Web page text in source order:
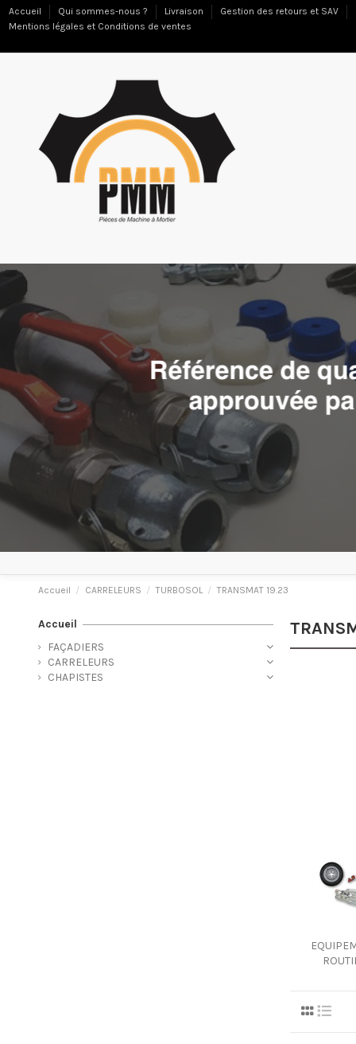
Accueil Qui sommes-nous ? Livraison
Gestion des retours et SAV
Mentions légales et Conditions de ventes
Accueil CARRELEURS TURBOSOL TRANSMAT 19.23
Accueil
FAÇADIERS
CARRELEURS
CHAPISTES